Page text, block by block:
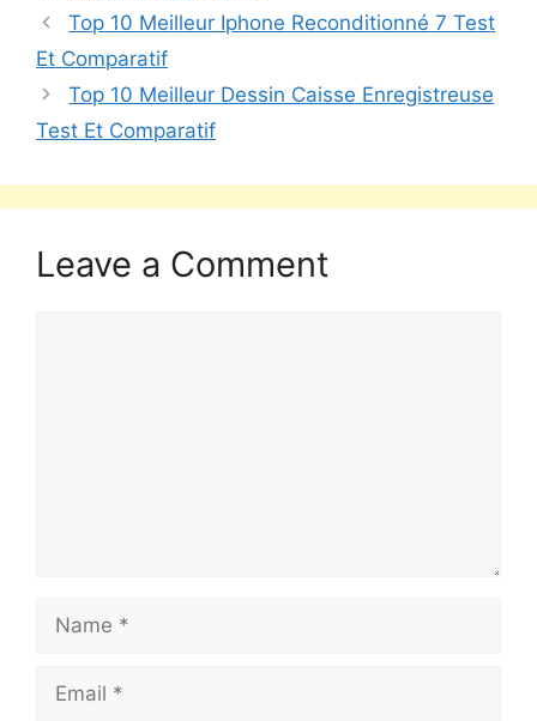
Top 10 Meilleur Iphone Reconditionné 7 Test
Et Comparatif
Top 10 Meilleur Dessin Caisse Enregistreuse
Test Et Comparatif
Leave a Comment